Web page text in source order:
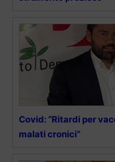
Covid: “Ritardi per
malati cronici”